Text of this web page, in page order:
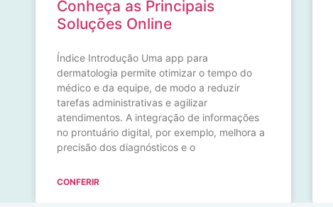
Conheça as Principais
Soluções Online
Índice Introdução Uma app para
dermatologia permite otimizar o tempo do
médico e da equipe, de modo a reduzir
tarefas administrativas e agilizar
atendimentos. A integração de informações
no prontuário digital, por exemplo, melhora a
precisão dos diagnósticos e o
CONFERIR